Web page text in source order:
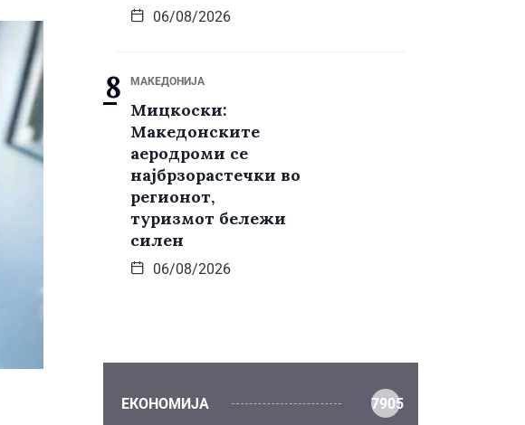
06/08/2026
МАКЕДОНИЈА
Мицкоски:
Македонските
аеродроми се
најбрзорастечки во
регионот,
туризмот бележи
силен
06/08/2026
ЕКОНОМИЈА 7905